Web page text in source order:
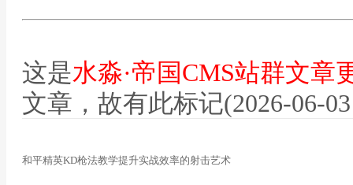
这是水淼·帝国CMS站群文章
文章，故有此标记(2026-06-
和平精英KD枪法教学提升实战效率的射击艺术